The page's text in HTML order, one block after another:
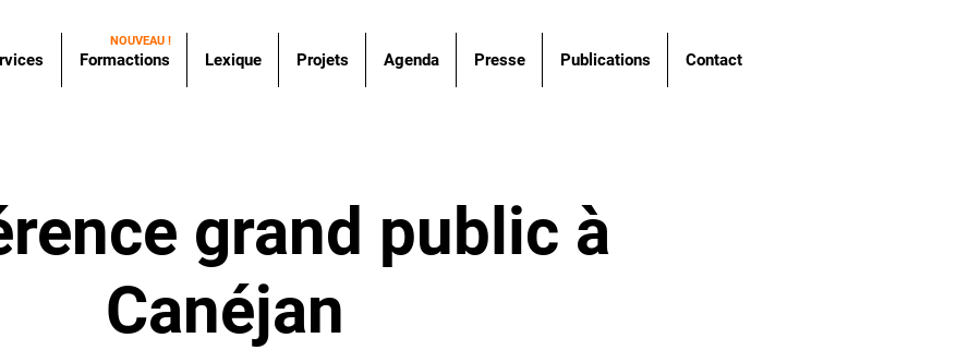
Formactions Lexique Projets Agenda Presse Publications Contact
NOUVEAU !
grand public à
Canéjan